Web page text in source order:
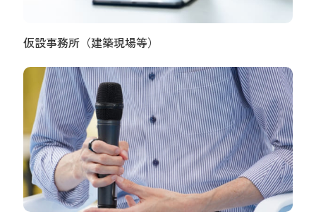
仮設事務所（建築現場等）